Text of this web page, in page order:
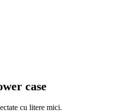
case
cu litere mici.